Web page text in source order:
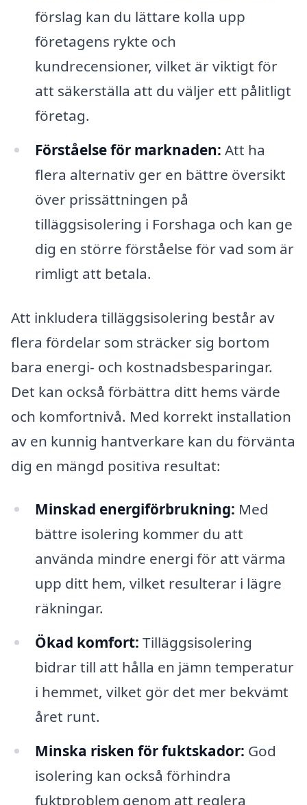
förslag kan du lättare kolla upp
företagens rykte och
kundrecensioner, vilket är viktigt för
att säkerställa att du väljer ett pålitligt
företag.
Förståelse för marknaden: Att ha
flera alternativ ger en bättre översikt
över prissättningen på
tilläggsisolering i Forshaga och kan ge
dig en större förståelse för vad som är
rimligt att betala.
Att inkludera tilläggsisolering består av
flera fördelar som sträcker sig bortom
bara energi- och kostnadsbesparingar.
Det kan också förbättra ditt hems värde
och komfortnivå. Med korrekt installation
av en kunnig hantverkare kan du förvänta
dig en mängd positiva resultat:
Minskad energiförbrukning: Med
bättre isolering kommer du att
använda mindre energi för att värma
upp ditt hem, vilket resulterar i lägre
räkningar.
Ökad komfort: Tilläggsisolering
bidrar till att hålla en jämn temperatur
i hemmet, vilket gör det mer bekvämt
året runt.
Minska risken för fuktskador: God
isolering kan också förhindra
fuktproblem genom att reglera